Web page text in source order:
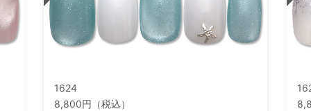
1624
8,800円（税込）